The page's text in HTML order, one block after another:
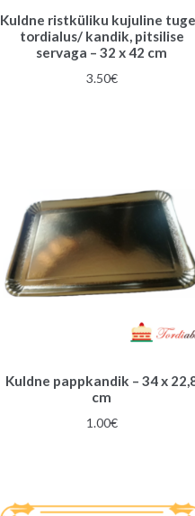
Kuldne ristküliku kujuline
tordialus/ kandik, pitsilise
servaga – 32 x 42 cm
3.50€
Kuldne pappkandik – 34 x
cm
1.00€